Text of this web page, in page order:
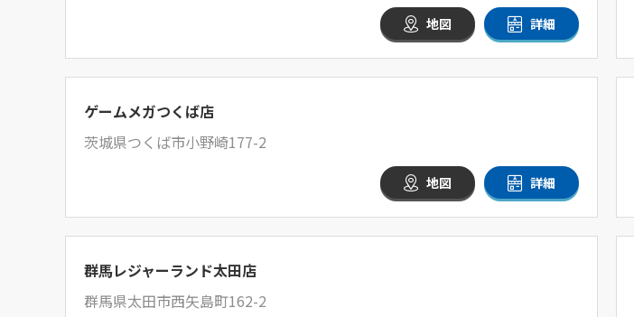
地図 詳細
ゲームメガつくば店
茨城県つくば市小野崎177-2
地図 詳細
群馬レジャーランド太田店
群馬県太田市西矢島町162-2